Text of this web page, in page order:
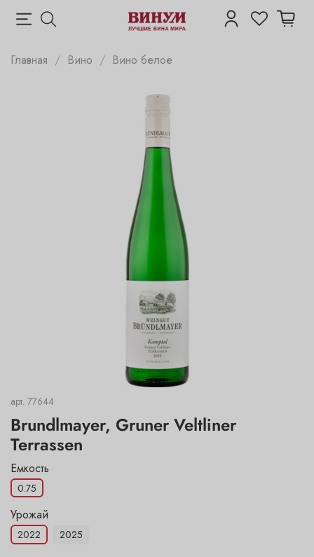
Главная Вино Вино белое
арт. 77644
Brundlmayer, Gruner Veltliner
Terrassen
Емкость
0.75
Урожай
2022 2025